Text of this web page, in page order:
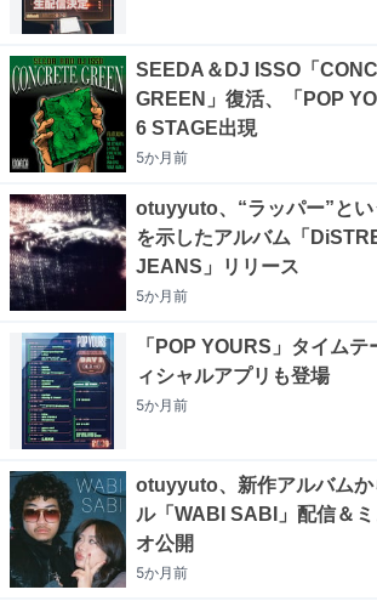
SEEDA＆DJ ISSO「
GREEN」復活、「POP
6 STAGE出現
5か月前
otuyyuto、“ラッパー”と
を示したアルバム「
JEANS」リリース
5か月前
「POP YOURS」タイム
ィシャルアプリも登場
5か月前
otuyyuto、新作アルバムか
ル「WABI SABI」配信＆
オ公開
5か月前